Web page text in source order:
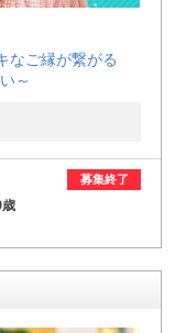
なご縁が繋がる
～
募集終了
歳